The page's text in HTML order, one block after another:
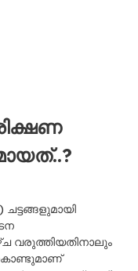
വരുത്തിയതിനാലും